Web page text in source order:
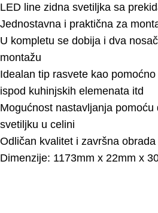
LED line zidna svetiljka sa
Jednostavna i praktična za
U kompletu se dobija i dva
montažu
Idealan tip rasvete kao
ispod kuhinjskih elemenata itd
Mogućnost nastavljanja
svetiljku u celini
Odličan kvalitet i završna obrada
Dimenzije: 1173mm x 22mm x